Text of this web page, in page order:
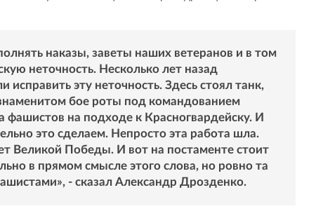
наказы, заветы наших ветеранов и в том
неточность. Несколько лет назад
исправить эту неточность. Здесь стоял танк,
бое роты под командованием
фашистов на подходе к Красногвардейску. И
это сделаем. Непросто эта работа шла.
Великой Победы. И вот на постаменте стоит
в прямом смысле этого слова, но ровно та
- сказал Александр Дрозденко.